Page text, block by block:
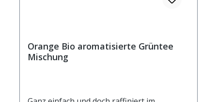
Orange Bio aromatisierte Grüntee
Mischung